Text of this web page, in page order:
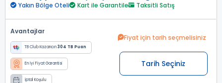
Yakın Bölge Oteli
Kart ile Garantile Taksitli Satış
Avantajlar
TB Club Kazancın304 TB Puan
En İyi Fiyat Garantisi
İptal Koşulu
Fiyat için tarih seçmelisiniz
Tarih Seçiniz